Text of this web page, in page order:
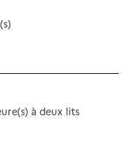
à deux lits